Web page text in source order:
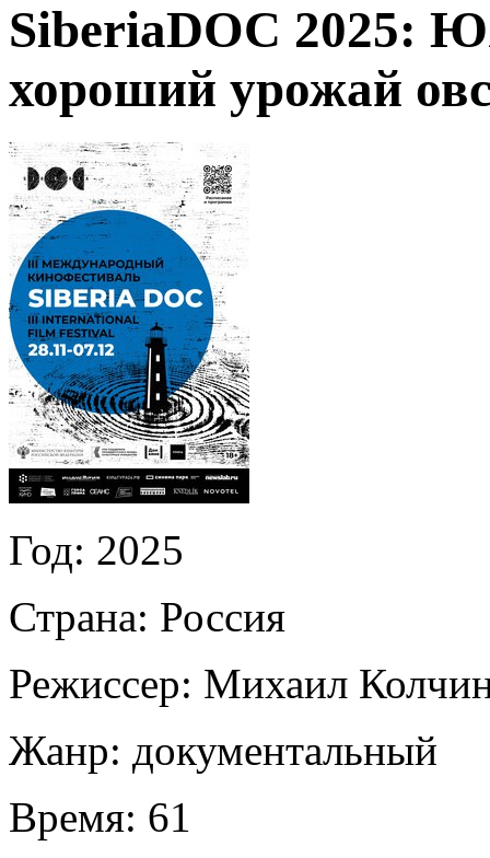
SiberiaDOC 2025:
хороший урожай
Год: 2025
Страна: Россия
Режиссер: Михаил
Жанр: документальный
Время: 61